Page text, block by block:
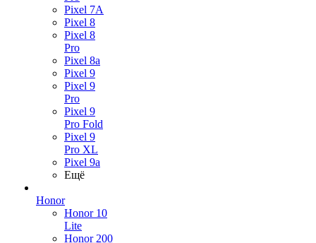
Pixel 7A
Pixel 8
Pixel 8
Pro
Pixel 8a
Pixel 9
Pixel 9
Pro
Pixel 9
Pro Fold
Pixel 9
Pro XL
Pixel 9a
Ещё
Honor
Honor 10
Lite
Honor 200